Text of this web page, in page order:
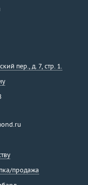
пер., д. 7, стр. 1.
продажа